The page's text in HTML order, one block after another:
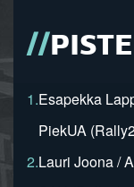
1.Esapekka
PiekUA
2.Lauri Joona /